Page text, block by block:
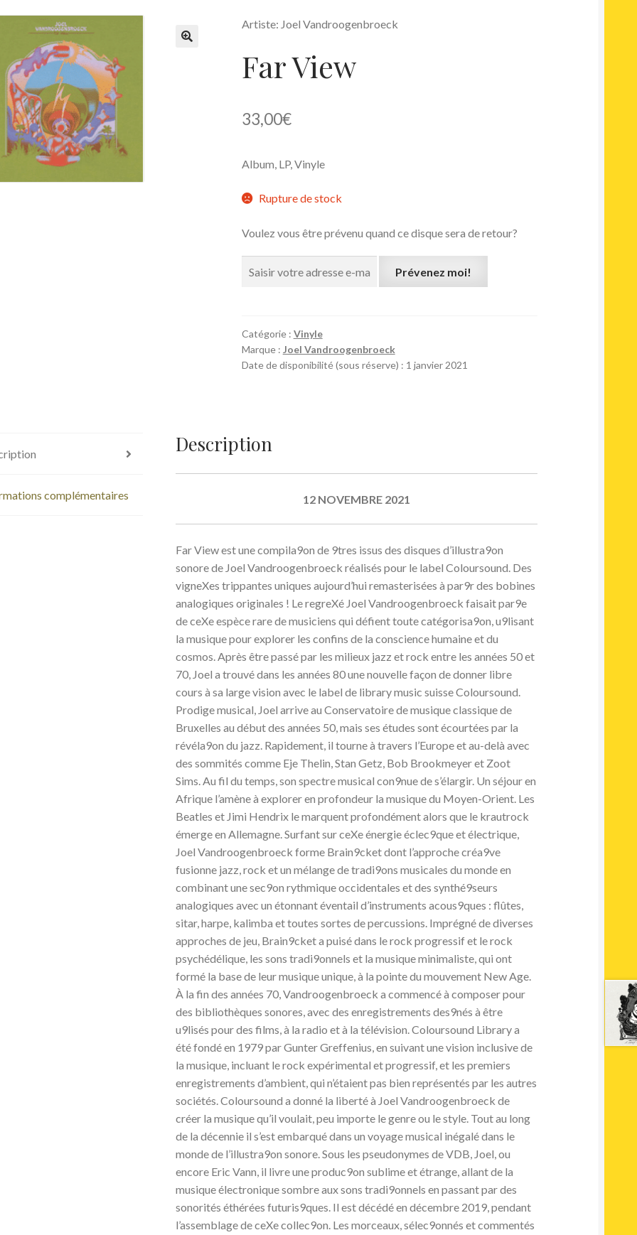
Artiste: Joel Vandroogenbroeck
Far View
33,00€
Album, LP, Vinyle
Rupture de stock
Voulez vous être prévenu quand ce disque sera de retour?
Prévenez moi!
Catégorie : Vinyle
Marque : Joel Vandroogenbroeck
Date de disponibilité (sous réserve) : 1 janvier 2021
complémentaires
Description
12 NOVEMBRE 2021
Far View est une compila9on de 9tres issus des disques d’illustra9on
sonore de Joel Vandroogenbroeck réalisés pour le label Coloursound. Des
vigneXes trippantes uniques aujourd’hui remasterisées à par9r des bobines
analogiques originales ! Le regreXé Joel Vandroogenbroeck faisait par9e
de ceXe espèce rare de musiciens qui défient toute catégorisa9on, u9lisant
la musique pour explorer les confins de la conscience humaine et du
cosmos. Après être passé par les milieux jazz et rock entre les années 50 et
70, Joel a trouvé dans les années 80 une nouvelle façon de donner libre
cours à sa large vision avec le label de library music suisse Coloursound.
Prodige musical, Joel arrive au Conservatoire de musique classique de
Bruxelles au début des années 50, mais ses études sont écourtées par la
révéla9on du jazz. Rapidement, il tourne à travers l’Europe et au-delà avec
des sommités comme Eje Thelin, Stan Getz, Bob Brookmeyer et Zoot
Sims. Au fil du temps, son spectre musical con9nue de s’élargir. Un séjour en
Afrique l’amène à explorer en profondeur la musique du Moyen-Orient. Les
Beatles et Jimi Hendrix le marquent profondément alors que le krautrock
émerge en Allemagne. Surfant sur ceXe énergie éclec9que et électrique,
Joel Vandroogenbroeck forme Brain9cket dont l’approche créa9ve
fusionne jazz, rock et un mélange de tradi9ons musicales du monde en
combinant une sec9on rythmique occidentales et des synthé9seurs
analogiques avec un étonnant éventail d’instruments acous9ques : flûtes,
sitar, harpe, kalimba et toutes sortes de percussions. Imprégné de diverses
approches de jeu, Brain9cket a puisé dans le rock progressif et le rock
psychédélique, les sons tradi9onnels et la musique minimaliste, qui ont
formé la base de leur musique unique, à la pointe du mouvement New Age.
À la fin des années 70, Vandroogenbroeck a commencé à composer pour
des bibliothèques sonores, avec des enregistrements des9nés à être
u9lisés pour des films, à la radio et à la télévision. Coloursound Library a
été fondé en 1979 par Gunter Greffenius, en suivant une vision inclusive de
la musique, incluant le rock expérimental et progressif, et les premiers
enregistrements d’ambient, qui n’étaient pas bien représentés par les autres
sociétés. Coloursound a donné la liberté à Joel Vandroogenbroeck de
créer la musique qu’il voulait, peu importe le genre ou le style. Tout au long
de la décennie il s’est embarqué dans un voyage musical inégalé dans le
monde de l’illustra9on sonore. Sous les pseudonymes de VDB, Joel, ou
encore Eric Vann, il livre une produc9on sublime et étrange, allant de la
musique électronique sombre aux sons tradi9onnels en passant par des
sonorités éthérées futuris9ques. Il est décédé en décembre 2019, pendant
l’assemblage de ceXe collec9on. Les morceaux, sélec9onnés et commentés